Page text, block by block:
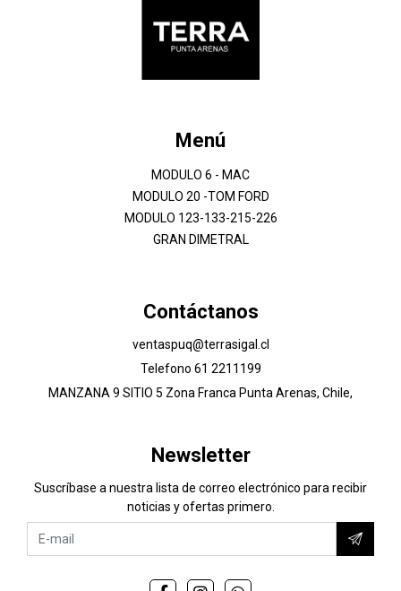
Menú
MODULO 6 - MAC
MODULO 20 -TOM FORD
MODULO 123-133-215-226
GRAN DIMETRAL
Contáctanos
ventaspuq@terrasigal.cl
Telefono 61 2211199
MANZANA 9 SITIO 5 Zona Franca Punta Arenas, Chile,
Newsletter
Suscríbase a nuestra lista de correo electrónico para recibir
noticias y ofertas primero.